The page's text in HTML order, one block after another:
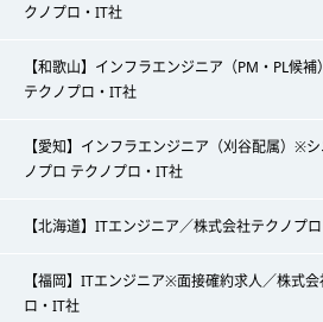
クノプロ・IT社
【和歌山】インフラエンジニア（PM・PL候
テクノプロ・IT社
【愛知】インフラエンジニア（刈谷配属）※
ノプロ テクノプロ・IT社
【北海道】ITエンジニア／株式会社テクノプ
【福岡】ITエンジニア※面接確約求人／株式
ロ・IT社